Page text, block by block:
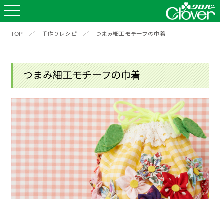
TOP ／ 手作りレシピ ／ つまみ細工モチーフの巾着
つまみ細工モチーフの巾着